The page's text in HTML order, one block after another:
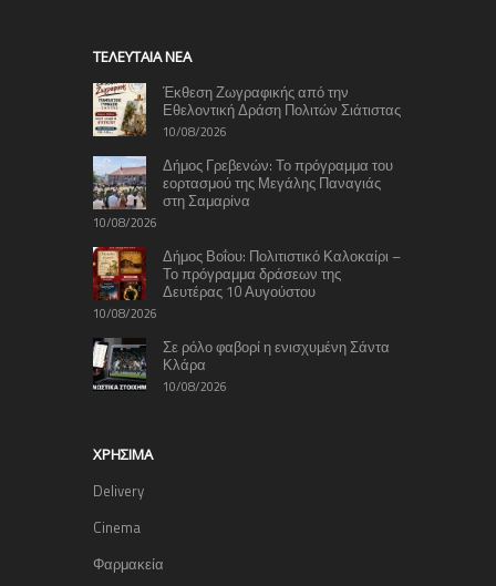
TΕΛΕΥΤΑΊΑ ΝΈΑ
Έκθεση Ζωγραφικής από την
Εθελοντική Δράση Πολιτών Σιάτιστας
10/08/2026
Δήμος Γρεβενών: Το πρόγραμμα του
εορτασμού της Μεγάλης Παναγιάς
στη Σαμαρίνα
10/08/2026
Δήμος Βοΐου: Πολιτιστικό Καλοκαίρι –
Το πρόγραμμα δράσεων της
Δευτέρας 10 Αυγούστου
10/08/2026
Σε ρόλο φαβορί η ενισχυμένη Σάντα
Κλάρα
10/08/2026
ΧΡΉΣΙΜΑ
Delivery
Cinema
Φαρμακεία